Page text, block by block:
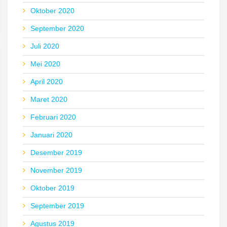
Oktober 2020
September 2020
Juli 2020
Mei 2020
April 2020
Maret 2020
Februari 2020
Januari 2020
Desember 2019
November 2019
Oktober 2019
September 2019
Agustus 2019